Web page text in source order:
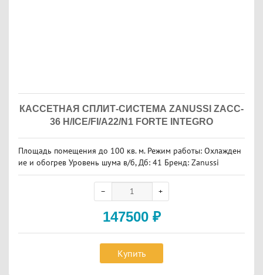
КАССЕТНАЯ СПЛИТ-СИСТЕМА ZANUSSI ZACC-
36 H/ICE/FI/A22/N1 FORTE INTEGRO
Площадь помещения до 100 кв. м. Режим работы: Охлажден
ие и обогрев Уровень шума в/б, Дб: 41 Бренд: Zanussi
147500 ₽
Купить